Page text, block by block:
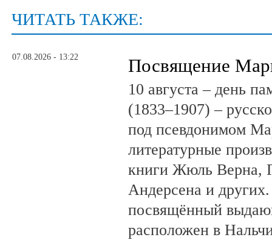
ЧИТАТЬ ТАКЖЕ:
07.08.2026 - 13:22 Посвящение
10 августа – день
(1833–1907) –
под псевдонимом
литературные
книги Жюль Верна,
Андерсена и
посвящённый
расположен в